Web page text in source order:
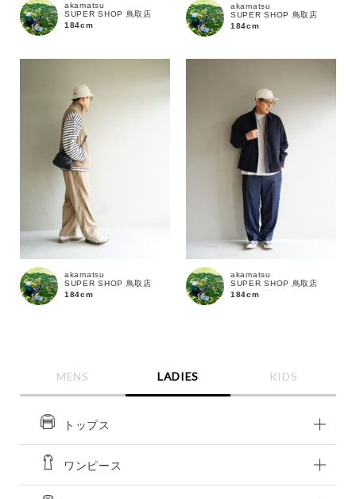
akamatsu
SUPER SHOP 鳥取店
184cm
akamatsu
SUPER SHOP 鳥取店
184cm
akamatsu
SUPER SHOP 鳥取店
184cm
akamatsu
SUPER SHOP 鳥取店
184cm
MENS LADIES KIDS
トップス
ワンピース